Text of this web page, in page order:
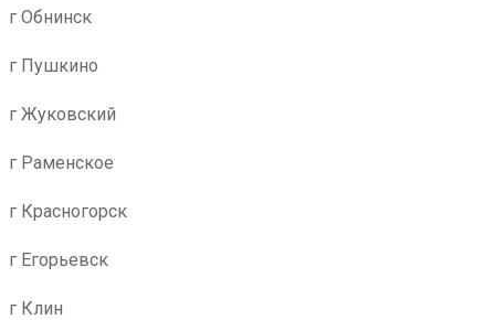
г Обнинск
г Пушкино
г Жуковский
г Раменское
г Красногорск
г Егорьевск
г Клин